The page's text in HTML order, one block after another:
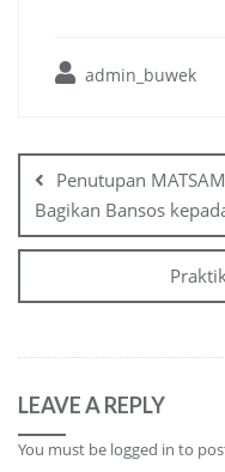
admin_buwek
navigation
Penutupan
Bagikan Bansos
LEAVE A REPLY
You must be logged in to